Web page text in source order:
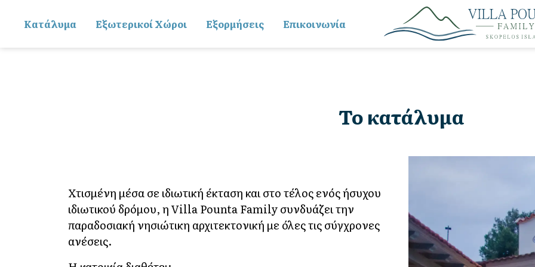
Kατάλυμα Εξωτερικοί Χώροι Εξορμήσεις Επικοινωνία
To κατάλυμα
Χτισμένη μέσα σε ιδιωτική έκταση και στο τέλος ενός ήσυχου
ιδιωτικού δρόμου, η Villa Pounta Family συνδυάζει την
παραδοσιακή νησιώτικη αρχιτεκτονική με όλες τις σύγχρονες
ανέσεις.